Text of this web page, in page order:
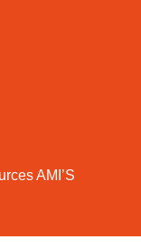
AMI’S